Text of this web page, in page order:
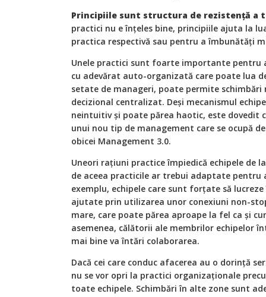
Principiile sunt structura de rezistență a
practici nu e înțeles bine, principiile ajuta la
practica respectivă sau pentru a îmbunătăți
Unele practici sunt foarte importante pentru
cu adevărat auto-organizată care poate lua
setate de manageri, poate permite
decizional centralizat. Deși mecanismul
neintuitiv și poate părea haotic, este dovedit
unui nou tip de management care se ocupă
obicei Management 3.0.
Uneori rațiuni practice împiedică echipele de
de aceea practicile ar trebui adaptate pentru
exemplu, echipele care sunt forțate să
ajutate prin utilizarea unor conexiuni non-
mare, care poate părea aproape la fel ca și
asemenea, călătorii ale membrilor echipelor
mai bine va întări colaborarea.
Dacă cei care conduc afacerea au o dorință
nu se vor opri la practici organizaționale
toate echipele. Schimbări în alte zone sunt